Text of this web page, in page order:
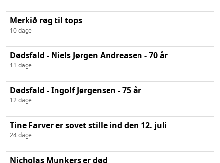
Merkið røg til tops
10 dage
Dødsfald - Niels Jørgen Andreasen - 70 år
11 dage
Dødsfald - Ingolf Jørgensen - 75 år
12 dage
Tine Farver er sovet stille ind den 12. juli
24 dage
Nicholas Munkers er død